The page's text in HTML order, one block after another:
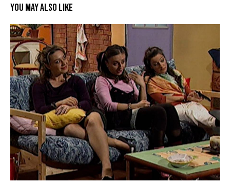
YOU MAY ALSO LIKE